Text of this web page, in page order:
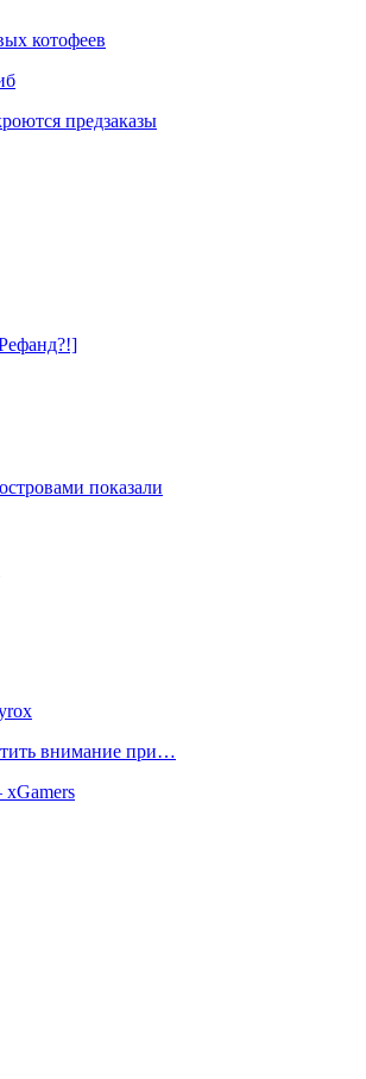
котофеев
предзаказы
показали
внимание при…